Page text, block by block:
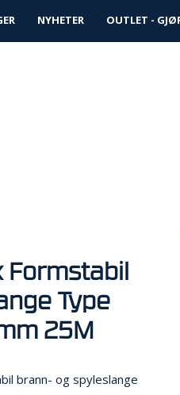
Logg inn
NYHETER OUTLET -
Formstabil
Type
25M
brann- og spyleslange